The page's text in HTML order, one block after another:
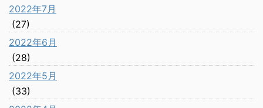
2022年7月
(27)
2022年6月
(28)
2022年5月
(33)